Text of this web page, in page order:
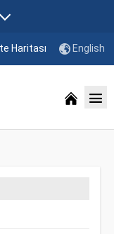
Haritası English